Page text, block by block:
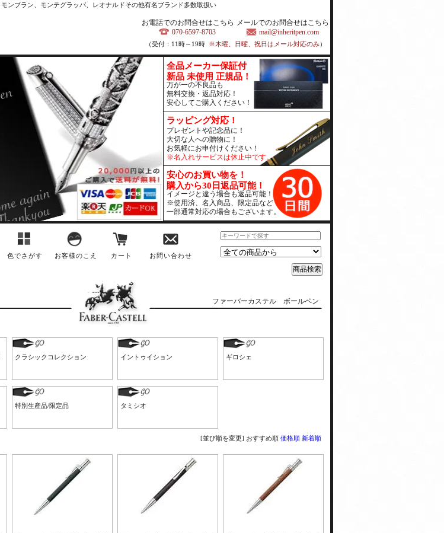
ンブラン、モンテグラッパ、レオナルドその他有名ブランド多数取扱い
お電話でのお問合せはこちら
070-6597-8703
メールでのお問合せはこちら
mail@inheritpen.com
（受付：11時～19時 ※木曜、日曜、祝日はメール対応のみ）
全品メーカー保証付
新品 未使用 正規品！
万が一の不良品も
無料交換・返品対応！
安心してご購入ください！
ラッピング対応！
プレゼントや記念品に！
大切な人への贈物に！
お気軽にお申付けください！
※名入れサービスは休止中です。
安心のお買い物を！
購入から30日返品可能！
イメージと違う場合も返品可能！
※使用済、名入商品、限定品など
一部通常対応の場合もございます。
色でさがす お客様のこえ カート お問い合わせ
ファーバーカステル ボールペン
クラシックコレクション イントゥイション ギロシェ
特別生産品/限定品 タミシオ
[並び順を変更] おすすめ順 価格順 新着順